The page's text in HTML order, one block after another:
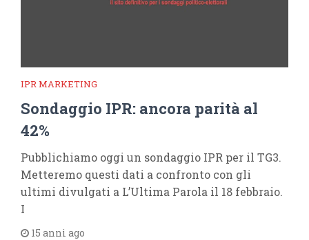
IPR MARKETING
Sondaggio IPR: ancora parità al
42%
Pubblichiamo oggi un sondaggio IPR per il TG3.
Metteremo questi dati a confronto con gli
ultimi divulgati a L’Ultima Parola il 18 febbraio.
I
15 anni ago